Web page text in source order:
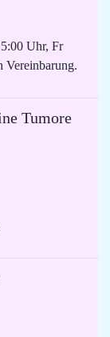
Uhr, Fr
Vereinbarung.
Tumore